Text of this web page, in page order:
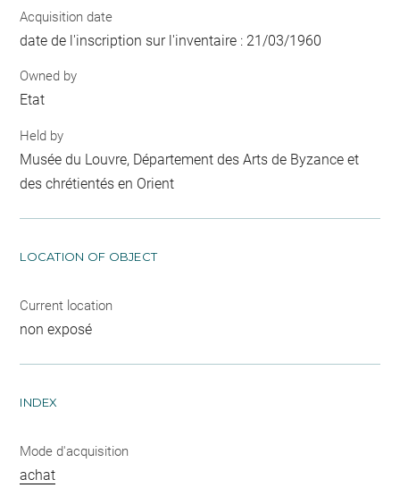
Acquisition date
date de l'inscription sur l'inventaire : 21/03/1960
Owned by
Etat
Held by
Musée du Louvre, Département des Arts de Byzance et
des chrétientés en Orient
LOCATION OF OBJECT
Current location
non exposé
INDEX
Mode d'acquisition
achat